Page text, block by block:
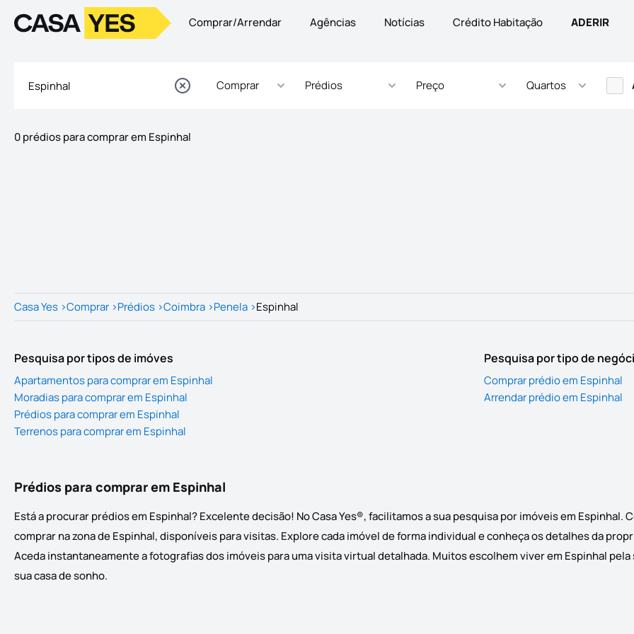
LogoIr para a homepage Comprar/Arrendar Agências Notícias Crédito Habitação ADERIR
Comprar Prédios Preço Quartos
0 prédios para comprar em Espinhal
Casa Yes >Comprar >Prédios >Coimbra >Penela >Espinhal
Pesquisa por tipos de imóves
Apartamentos para comprar em Espinhal
Moradias para comprar em Espinhal
Prédios para comprar em Espinhal
Terrenos para comprar em Espinhal
Pesquisa por tipo de
Comprar prédio em Espinhal
Arrendar prédio em Espinhal
Prédios para comprar em Espinhal
Está a procurar prédios em Espinhal? Excelente decisão! No Casa Yes®, facilitamos a sua pesquisa por imóveis em
comprar na zona de Espinhal, disponíveis para visitas. Explore cada imóvel de forma individual e conheça os detalhes da
Aceda instantaneamente a fotografias dos imóveis para uma visita virtual detalhada. Muitos escolhem viver em Espinhal
sua casa de sonho.